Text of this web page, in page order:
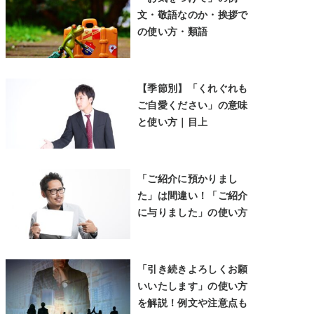
文・敬語なのか・挨拶で
の使い方・類語
【季節別】「くれぐれも
ご自愛ください」の意味
と使い方｜目上
「ご紹介に預かりまし
た」は間違い！「ご紹介
に与りました」の使い方
「引き続きよろしくお願
いいたします」の使い方
を解説！例文や注意点も